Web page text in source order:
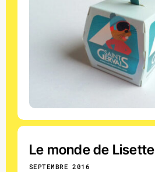
Le monde de Lisette
SEPTEMBRE 2016